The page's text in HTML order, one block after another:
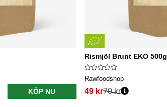
KÖP NU
Rismjöl Brunt EKO 500g
Rawfoodshop
49 kr70 kr